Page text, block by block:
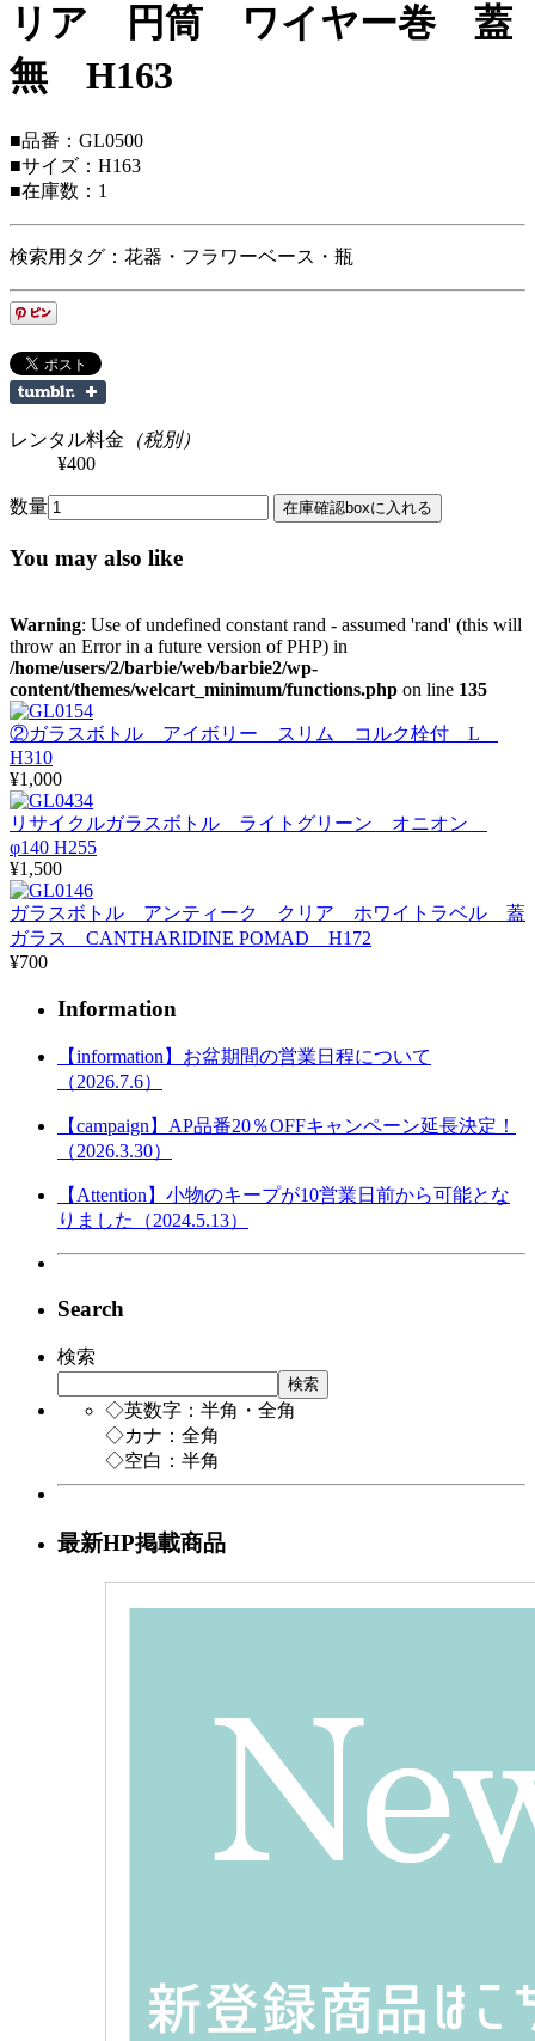
リア 円筒 ワイヤー巻 蓋
無 H163
■品番：GL0500
■サイズ：H163
■在庫数：1
検索用タグ：花器・フラワーベース・瓶
レンタル料金 （税別）
¥400
数量
You may also like
Warning: Use of undefined constant rand - assumed 'rand' (this will
throw an Error in a future version of PHP) in
/home/users/2/barbie/web/barbie2/wp-
content/themes/welcart_minimum/functions.php on line 135
②ガラスボトル アイボリー スリム コルク栓付 L
H310
¥1,000
リサイクルガラスボトル ライトグリーン オニオン
φ140 H255
¥1,500
ガラスボトル アンティーク クリア ホワイトラベル 蓋
ガラス CANTHARIDINE POMAD H172
¥700
Information
【information】お盆期間の営業日程について
（2026.7.6）
【campaign】AP品番20％OFFキャンペーン延長決定！
（2026.3.30）
【Attention】小物のキープが10営業日前から可能とな
りました（2024.5.13）
Search
検索
検索
◇英数字：半角・全角
◇カナ：全角
◇空白：半角
最新HP掲載商品